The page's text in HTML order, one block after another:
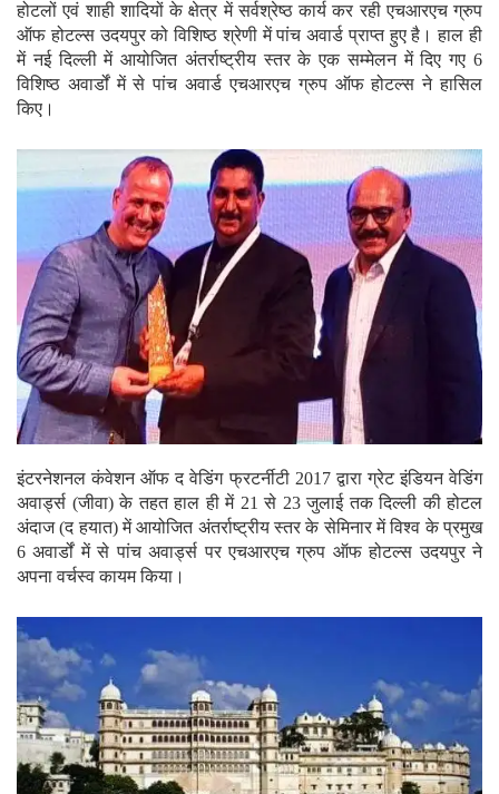
होटलों एवं शाही शादियों के क्षेत्र में सर्वश्रेष्ठ कार्य कर रही एचआरएच ग्रुप
ऑफ होटल्स उदयपुर को विशिष्ठ श्रेणी में पांच अवार्ड प्राप्त हुए है। हाल ही
में नई दिल्ली में आयोजित अंतर्राष्ट्रीय स्तर के एक सम्मेलन में दिए गए 6
विशिष्ठ अवार्डों में से पांच अवार्ड एचआरएच ग्रुप ऑफ होटल्स ने हासिल
किए।
इंटरनेशनल कंवेशन ऑफ द वेडिंग फ्रटर्नीटी 2017 द्वारा ग्रेट इंडियन वेडिंग
अवार्ड्स (जीवा) के तहत हाल ही में 21 से 23 जुलाई तक दिल्ली की होटल
अंदाज (द हयात) में आयोजित अंतर्राष्ट्रीय स्तर के सेमिनार में विश्व के प्रमुख
6 अवार्डों में से पांच अवार्ड्स पर एचआरएच ग्रुप ऑफ होटल्स उदयपुर ने
अपना वर्चस्व कायम किया।